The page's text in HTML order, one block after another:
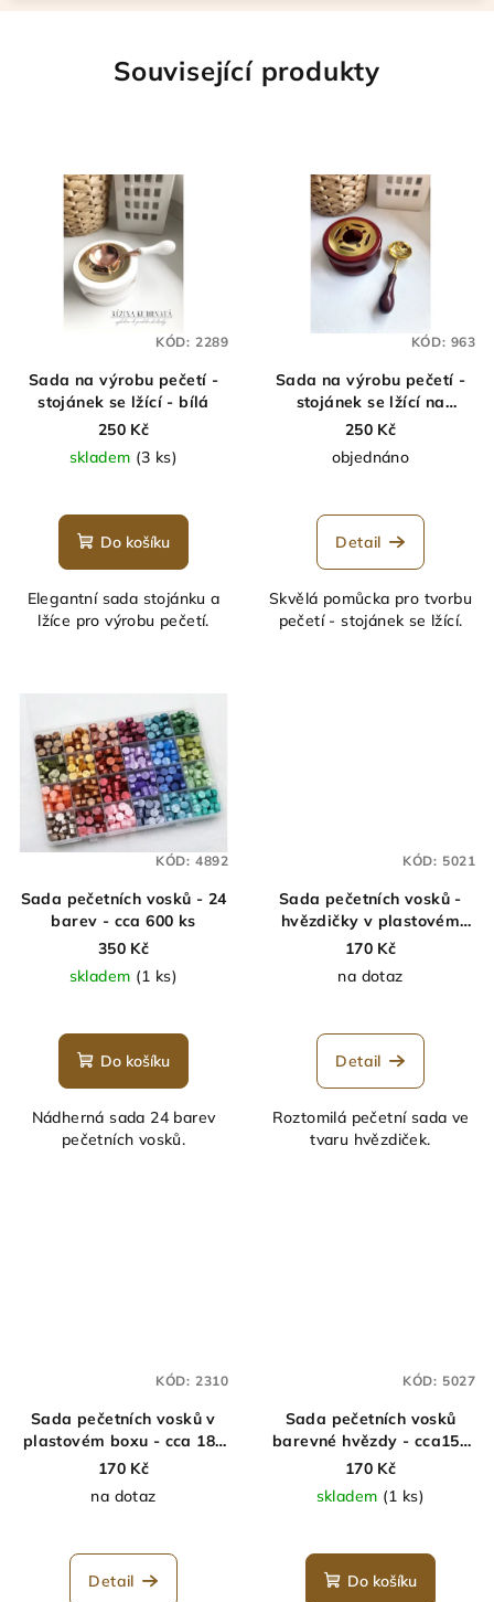
Související produkty
Sada na výrobu pečetí -
stojánek se lžící - bílá
250 Kč
skladem (3 ks)
Do košíku
Elegantní sada stojánku a
lžíce pro výrobu pečetí.
KÓD: 2289
Sada na výrobu pečetí -
stojánek se lžící na
pečetění (hnědý)
250 Kč
objednáno
hodnocení
produktu
z
5
Detail
Skvělá pomůcka pro tvorbu
pečetí - stojánek se lžící.
KÓD: 963
Sada pečetních vosků - 24
barev - cca 600 ks
350 Kč
skladem (1 ks)
Do košíku
Nádherná sada 24 barev
pečetních vosků.
KÓD: 4892
Sada pečetních vosků -
hvězdičky v plastovém
boxu - cca 150 ks
170 Kč
na dotaz
Detail
Roztomilá pečetní sada ve
tvaru hvězdiček.
KÓD: 5021
Sada pečetních vosků v
plastovém boxu - cca 180
ks
170 Kč
na dotaz
Detail
KÓD: 2310
Sada pečetních vosků
barevné hvězdy - cca150
ks
170 Kč
skladem (1 ks)
Do košíku
KÓD: 5027